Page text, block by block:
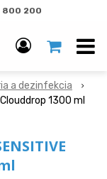
800 200
a dezinfekcia
1300 ml